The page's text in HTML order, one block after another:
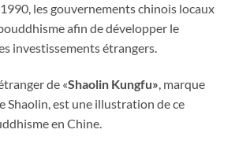
les gouvernements chinois locaux
afin de développer le
investissements étrangers.
de «Shaolin Kungfu», marque
Shaolin, est une illustration de ce
en Chine.